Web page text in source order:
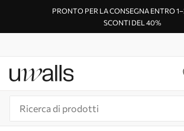
PRONTO PER LA CONSEGNA ENTRO
SCONTI DEL 40%